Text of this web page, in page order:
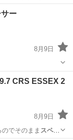
サーは強度に優れた
イです(笑)
ー
8月9日
CRS ESSEX 2
8月9日
でそのまま スペー